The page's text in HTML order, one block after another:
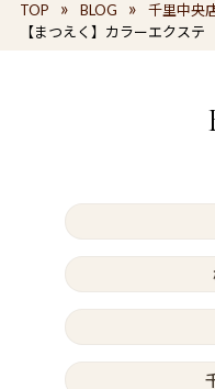
TOP BLOG 千里中央
【まつえく】カラーエクステ